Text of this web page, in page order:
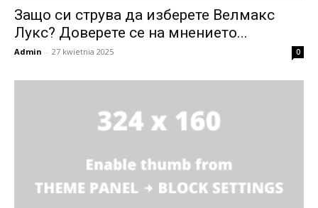
Защо си струва да изберете Велмакс
Лукс? Доверете се на мнението...
Admin - 27 kwietnia 2025 0